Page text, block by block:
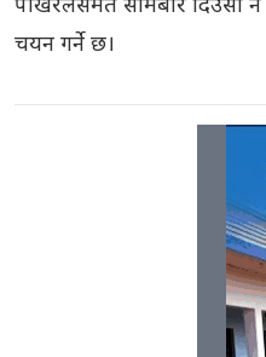
पोखरेलसमेत सोमबार दिउँसो
चयन गर्ने छ।